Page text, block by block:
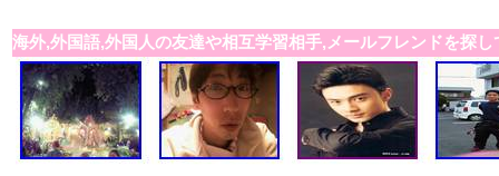
海外,外国語,外国人の友達や相互学習相手,メールフレンドを探し